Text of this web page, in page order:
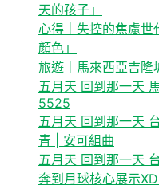
天的孩子」
心得｜失控的焦慮世
顏色」
旅遊｜馬來西亞吉
五月天 回到那一天
5525
五月天 回到那一天
青 | 安可組曲
五月天 回到那一天
奔到月球核心展示